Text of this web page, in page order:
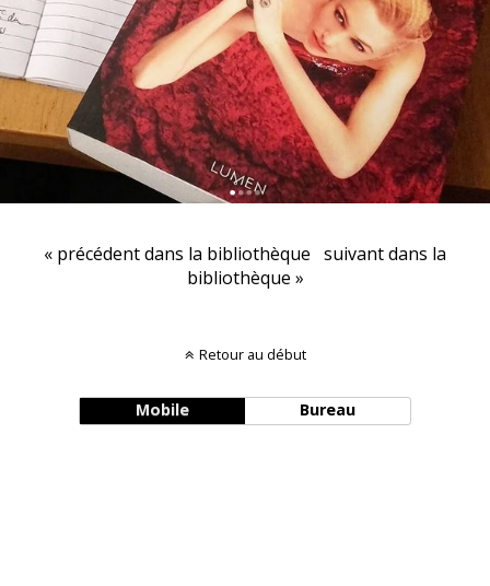
« précédent dans la bibliothèque suivant dans la
bibliothèque »
Retour au début
Mobile Bureau